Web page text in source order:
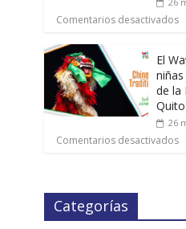
Comentarios desactivados
El
de la
Quito
26
Comentarios desactivados
Categorías